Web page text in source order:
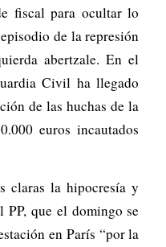
fiscal para ocultar lo
de la represión
abertzale. En el
Civil ha llegado
de las huchas de la
euros incautados
claras la hipocresía y
que el domingo se
en París “por la